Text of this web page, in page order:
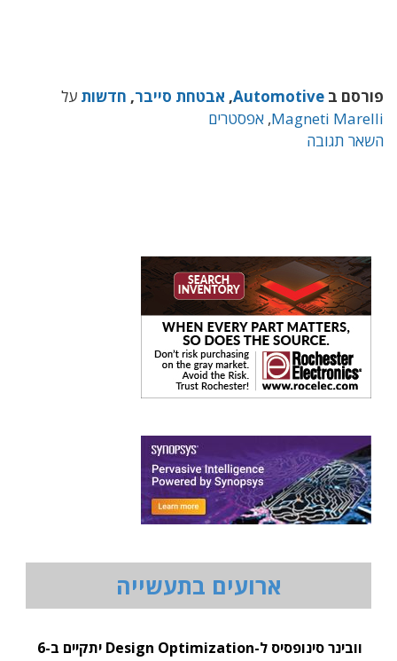
פורסם ב Automotive
, אבטחת סייבר, חדשות על
Magneti Marelli
, אפסטרים
השאר תגובה
ארועים בתעשייה
וובינר סינופסיס ל-Design Optimization יתקיים ב-6